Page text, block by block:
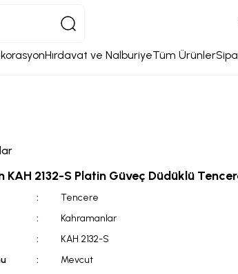
Hırdavat ve NalburiyeTüm Ürünler
KAH 2132-S Platin Güveç Düdüklü
Tencere
Kahramanlar
KAH 2132-S
Mevcut